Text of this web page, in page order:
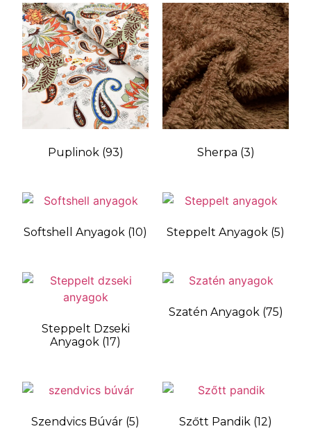
Puplinok (93) Sherpa (3)
Softshell Anyagok (10) Steppelt Anyagok (5)
Steppelt Dzseki
Anyagok (17)
Szatén Anyagok (75)
Szendvics Búvár (5) Szőtt Pandik (12)